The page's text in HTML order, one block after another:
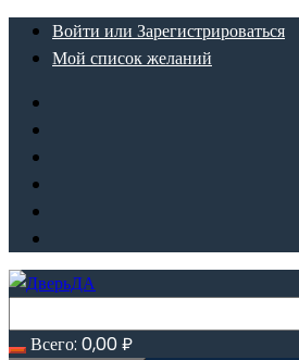
ПерейтиВойти или Зарегистрироваться
Мой список желаний
Всего: 0,00₽